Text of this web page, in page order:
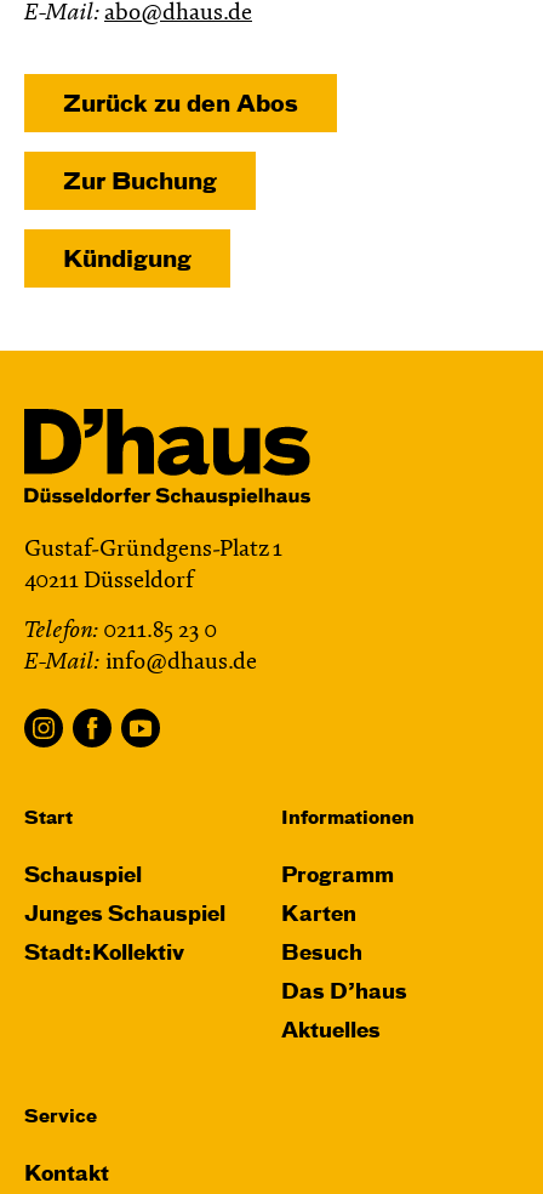
E-Mail: abo@dhaus.de
Zurück zu den Abos
Zur Buchung
Kündigung
Gustaf-Gründgens-Platz 1
40211 Düsseldorf
Telefon: 0211.85 23 0
E-Mail: info@dhaus.de
Start
Schauspiel
Junges Schauspiel
Stadt:Kollektiv
Informationen
Programm
Karten
Besuch
Das D’haus
Aktuelles
Service
Kontakt